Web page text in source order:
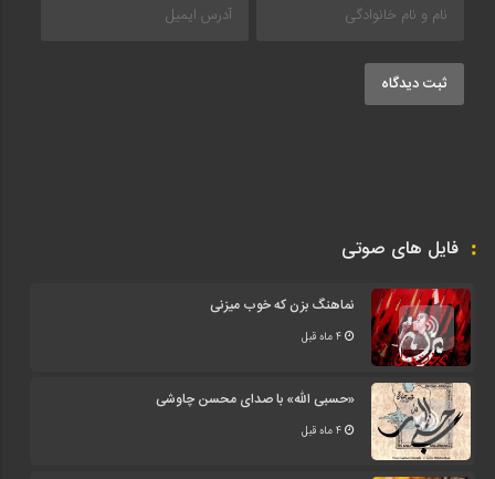
ثبت دیدگاه
فایل های صوتی
نماهنگ بزن که خوب میزنی
4 ماه قبل
«حسبی الله» با صدای محسن چاوشی
4 ماه قبل